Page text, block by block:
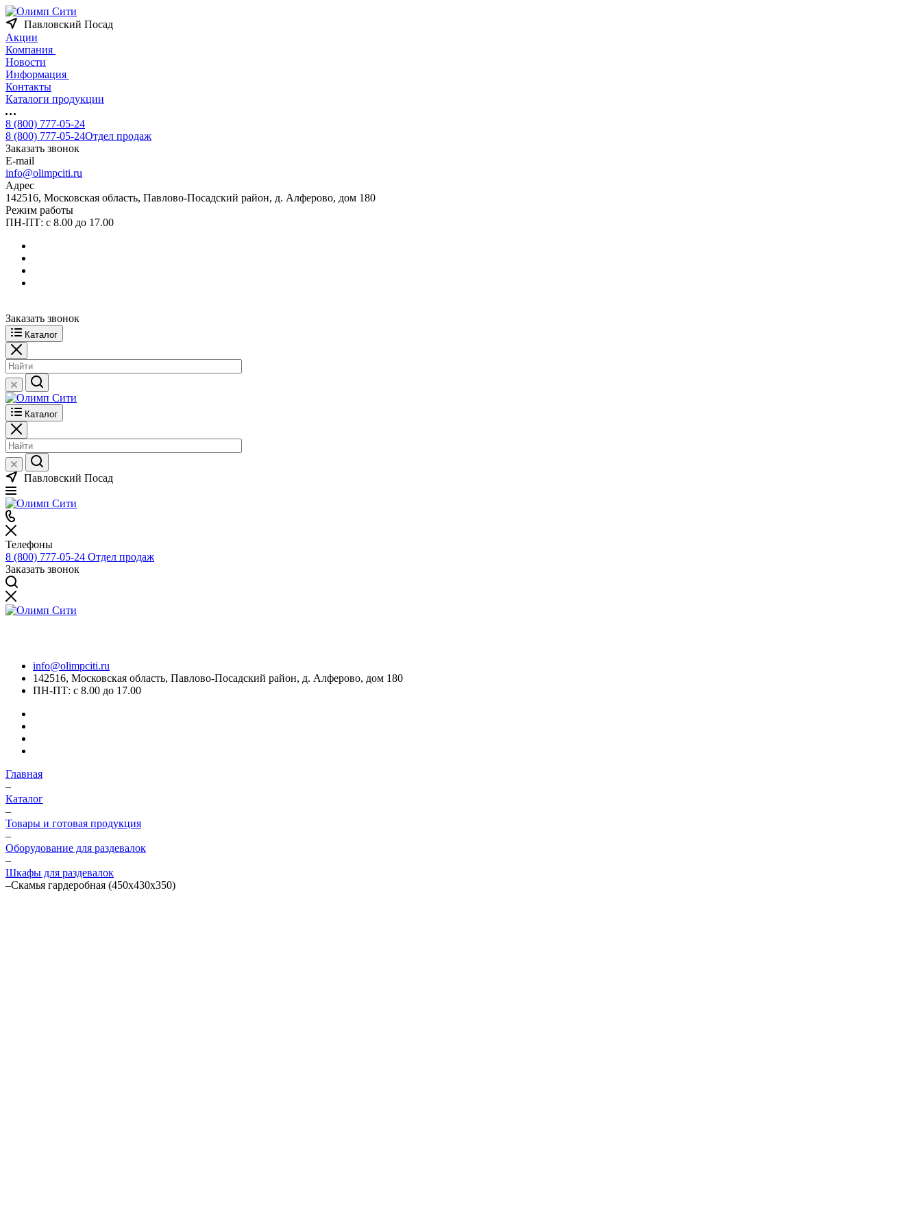
Павловский Посад
Акции
Компания
Новости
Информация
Контакты
Каталоги продукции
8 (800) 777-05-24
8 (800) 777-05-24Отдел продаж
Заказать звонок
E-mail
info@olimpciti.ru
Адрес
142516, Московская область, Павлово-Посадский район, д. Алферово, дом 180
Режим работы
ПН-ПТ: с 8.00 до 17.00
Заказать звонок
Каталог
Каталог
Павловский Посад
Телефоны
8 (800) 777-05-24 Отдел продаж
Заказать звонок
info@olimpciti.ru
142516, Московская область, Павлово-Посадский район, д. Алферово, дом 180
ПН-ПТ: с 8.00 до 17.00
Главная
–
Каталог
–
Товары и готовая продукция
–
Оборудование для раздевалок
–
Шкафы для раздевалок
–Скамья гардеробная (450x430x350)